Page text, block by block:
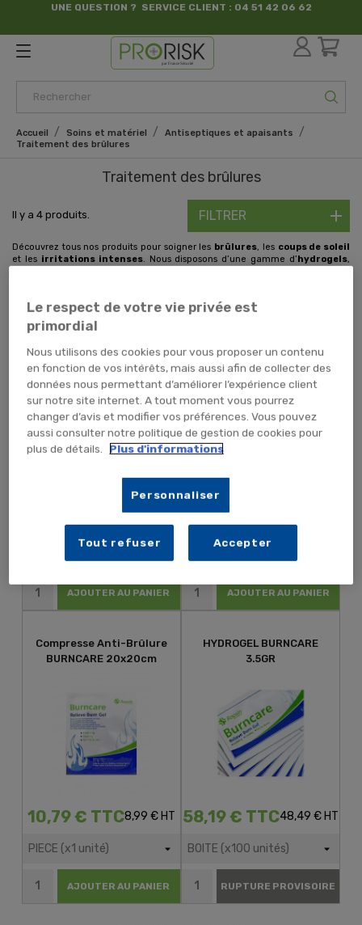
UNE QUESTION ? SERVICE CLIENT : 04 51 42 06 62
par France Sécurité
Accueil Soins et matériel
Antiseptiques et apaisants
Traitement des brûlures
Traitement des brûlures
FILTRER
Il y a 4 produits.
Découvrez tous nos produits pour soigner les brûlures , les coups de soleil
et les irritations intenses. Nous disposons d’une gamme d’hydrogels
GEL BRULURES 50ML
5,68 € TTC4,73 € HT
AJOUTER AU PANIER
COMPRESSE BRULURE
10X10
4,07 € TTC3,39 € HT
AJOUTER AU PANIER
Compresse Anti-Brûlure
BURNCARE 20x20cm
10,79 € TTC8,99 € HT
AJOUTER AU PANIER
HYDROGEL BURNCARE
3.5GR
58,19 € TTC48,49 € HT
RUPTURE PROVISOIRE
Le respect de votre vie privée est
primordial
Nous utilisons des cookies pour vous proposer un contenu
en fonction de vos intérêts, mais aussi afin de collecter des
données nous permettant d’améliorer l’expérience client
sur notre site internet. A tout moment vous pourrez
changer d’avis et modifier vos préférences. Vous pouvez
aussi consulter notre politique de gestion de cookies pour
plus de détails.
Plus d'informations
Personnaliser
Tout refuser Accepter